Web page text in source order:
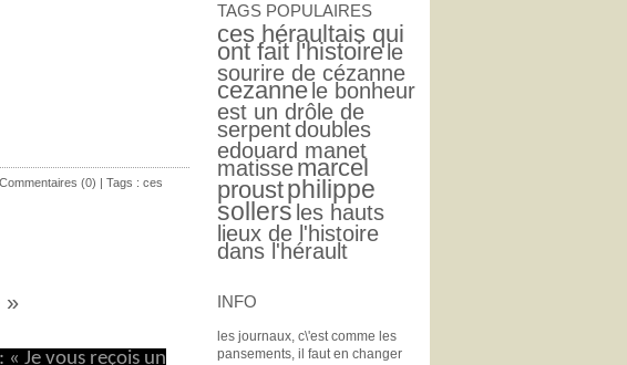
TAGS POPULAIRES
ces héraultais qui
ont fait l'histoire le
sourire de cézanne
cezanne le bonheur
est un drôle de
serpentdoubles
edouard manet
matissemarcel
proustphilippe
sollers les hauts
lieux de l'histoire
dans l'hérault
INFO
les journaux, c\'est comme les
pansements, il faut en changer
Commentaires (0) | Tags : ces
»
« Je vous reçois un